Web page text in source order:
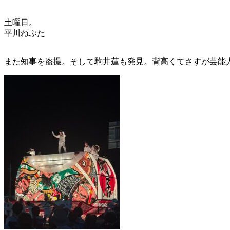
土曜日。
平川ねぷた
また知事を盗撮。そして駒井蓮も発見。背高くてさすが芸能